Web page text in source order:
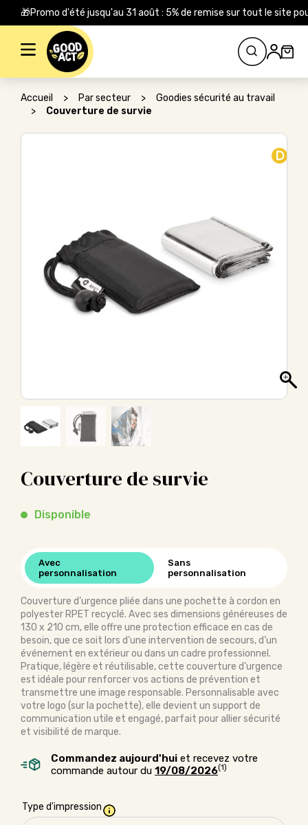
🎁Promo d'été jusqu'au 31 août : 5% de remise sur tout le site
Rechercher :
Accueil > Par secteur >
Goodies sécurité au travail
>
Couverture de survie
D
Couverture de survie
Disponible
Avec
personnalisation
Sans
personnalisation
Couverture d’urgence pliée dans une pochette à cordon en
polyester RPET recyclé. Avec ses dimensions généreuses de
130 x 210 cm, elle offre une protection efficace en cas de
besoin, que ce soit lors d’une intervention de secours, d’un
événement en extérieur ou dans un cadre professionnel.
Pratique, légère et réutilisable, cette couverture d’urgence
est idéale pour renforcer vos actions de prévention et
transmettre une image responsable. Personnalisable avec
votre logo (sur la pochette), elle devient un support de
communication utile et engagé, parfait pour allier sécurité
et visibilité de marque.
Commandez aujourd'hui et recevez votre
commande autour du 19/08/2026(1)
Type d'impression